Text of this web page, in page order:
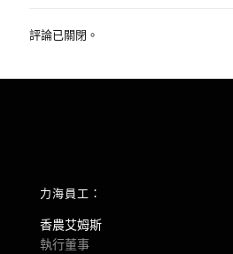
評論已關閉。
力海員工：
香農艾姆斯
執行董事